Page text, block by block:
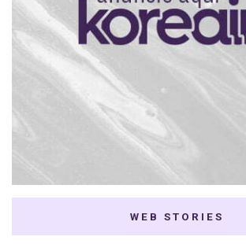
WEB STORIES
7 K-dramas Enemies
to Lovers
Thai
First e